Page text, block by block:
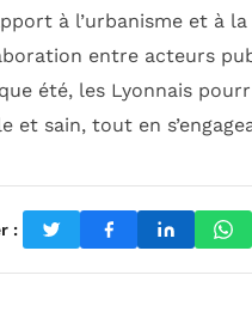
à l’urbanisme et à
entre acteurs
été, les Lyonnais
et sain, tout en
: